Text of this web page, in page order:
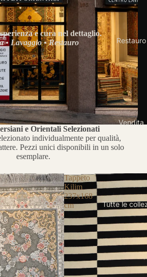
Restauro
Vendita
Tutte le
e cura nel dettaglio.
• Lavaggio • Restauro
e Orientali Selezionati
individualmente per qualità,
Pezzi unici disponibili in un solo
esemplare.
Tappeto
Kilim
237x168
cm